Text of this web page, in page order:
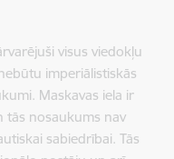
visus viedokļu
imperiālistiskās
Maskavas iela ir
tās nosaukums nav
sabiedrībai. Tās